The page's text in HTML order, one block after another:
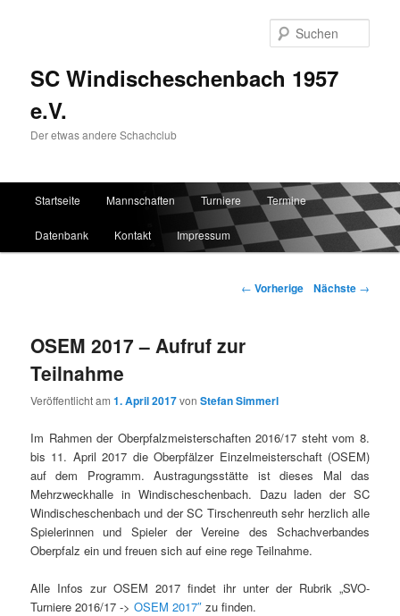
SC Windischeschenbach 1957
e.V.
Der etwas andere Schachclub
Zum Inhalt wechseln
Zum sekundären Inhalt wechseln
Startseite Mannschaften Turniere Termine
Datenbank Kontakt Impressum
Artikelnavigation
← Vorherige Nächste →
OSEM 2017 – Aufruf zur
Teilnahme
Veröffentlicht am1. April 2017vonStefan Simmerl
Im Rahmen der Oberpfalzmeisterschaften 2016/17 steht vom 8.
bis 11. April 2017 die Oberpfälzer Einzelmeisterschaft (OSEM)
auf dem Programm. Austragungsstätte ist dieses Mal das
Mehrzweckhalle in Windischeschenbach. Dazu laden der SC
Windischeschenbach und der SC Tirschenreuth sehr herzlich alle
Spielerinnen und Spieler der Vereine des Schachverbandes
Oberpfalz ein und freuen sich auf eine rege Teilnahme.
Alle Infos zur OSEM 2017 findet ihr unter der Rubrik „SVO-
Turniere 2016/17 ->OSEM 2017″ zu finden.